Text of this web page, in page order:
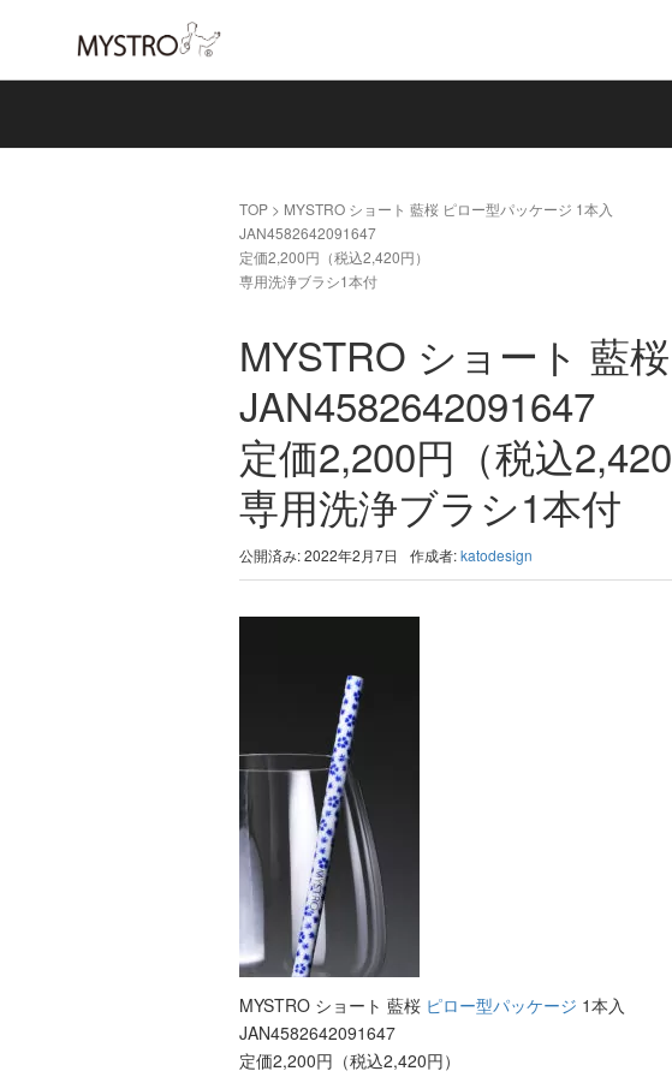
TOP > MYSTRO ショート 藍桜 ピロー型パッケージ 1本入
JAN4582642091647
定価2,200円（税込2,420円）
専用洗浄ブラシ1本付
MYSTRO ショート 藍
JAN4582642091647
定価2,200円（税込2,420
専用洗浄ブラシ1本付
公開済み: 2022年2月7日 作成者:katodesign
MYSTRO ショート 藍桜 ピロー型パッケージ 1本入
JAN4582642091647
定価2,200円（税込2,420円）